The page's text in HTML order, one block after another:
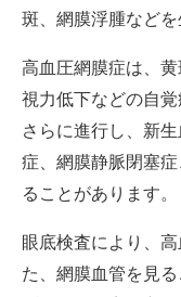
斑、網膜浮腫などを
高血圧網膜症は、黄
視力低下などの自
さらに進行し、新
症、網膜静脈閉塞
ることがあります。
眼底検査により、
た、網膜血管を見